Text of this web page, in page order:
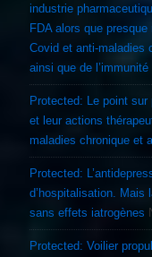
industrie
FDA alors que presque
Covid et anti-maladies
ainsi que de l’immunité
Protected: Le point sur plusieurs immuno-modulateurs naturels
et leur actions
maladies chronique et
Protected:
d’hospitalisation. Mais
sans effets iatrogènes
Protected: Voilier